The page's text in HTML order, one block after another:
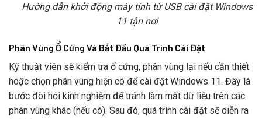
Hướng dẫn khởi động máy tính từ USB cài đặt Windows
11 tận nơi
Phân Vùng Ổ Cứng Và Bắt Đầu Quá Trình Cài Đặt
Kỹ thuật viên sẽ kiểm tra ổ cứng, phân vùng lại nếu cần thiết
hoặc chọn phân vùng hiện có để cài đặt Windows 11. Đây là
bước đòi hỏi kinh nghiệm để tránh làm mất dữ liệu trên các
phân vùng khác (nếu có). Sau đó, quá trình cài đặt sẽ diễn ra